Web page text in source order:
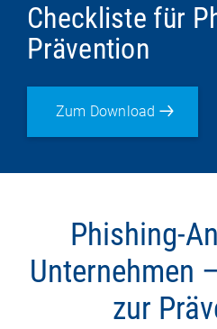
Checkliste für
Prävention
Zum Download
Phishing-
Unternehmen
zur